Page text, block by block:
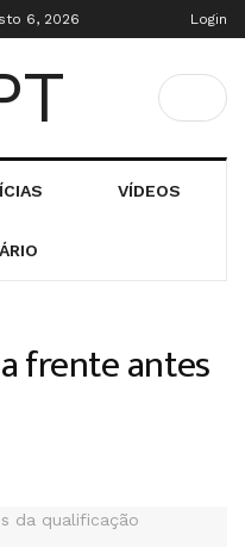
6, 2026 Login
VÍDEOS
frente antes